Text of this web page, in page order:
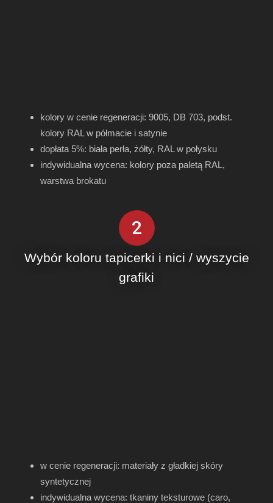
kolory w cenie regeneracji: 9005, DB 703, podst.
kolory RAL w półmacie i satynie
dopłata 5%: biała perła, żółty, RAL w połysku
indywidualna wycena: kolory poza paletą RAL,
warstwa brokatu
2
Wybór koloru tapicerki i nici / wyszycie
grafiki
w cenie regeneracji: materiały z gładkiej skóry
syntetycznej
indywidualna wycena: tkaniny teksturowe (caro,